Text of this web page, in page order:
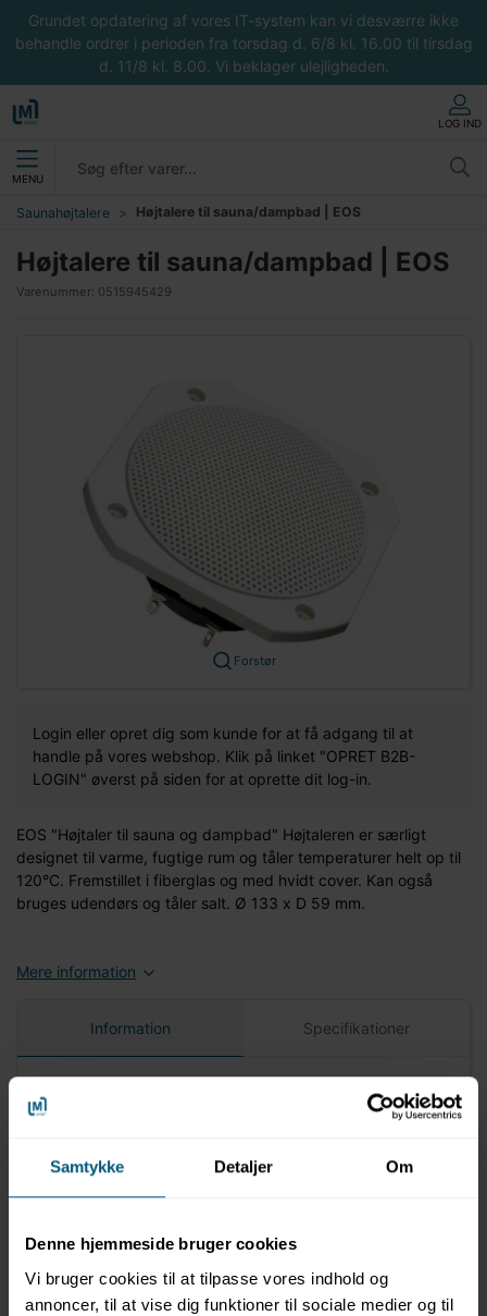
Samtykke Detaljer Om
Denne hjemmeside bruger cookies
Vi bruger cookies til at tilpasse vores indhold og
annoncer, til at vise dig funktioner til sociale medier og til
Grundet opdatering af vores IT-system kan vi desværre ikke
behandle ordrer i perioden fra torsdag d. 6/8 kl. 16.00 til tirsdag
d. 11/8 kl. 8.00. Vi beklager ulejligheden.
LOG IND
MENU
Saunahøjtalere Højtalere til sauna/dampbad | EOS
Højtalere til sauna/dampbad | EOS
Varenummer: 0515945429
Forstør
Login eller opret dig som kunde for at få adgang til at
handle på vores webshop. Klik på linket "OPRET B2B-
LOGIN" øverst på siden for at oprette dit log-in.
EOS "Højtaler til sauna og dampbad" Højtaleren er særligt
designet til varme, fugtige rum og tåler temperaturer helt op til
120°C. Fremstillet i fiberglas og med hvidt cover. Kan også
bruges udendørs og tåler salt. Ø 133 x D 59 mm.
Mere information
Information Specifikationer
Produktinformation
Højtaler til sauna og dampbad
Hvidt cover
Kan bruges udendørs
Tåler salt